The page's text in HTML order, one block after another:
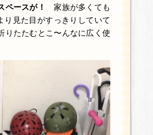
ペースが！
家族が多くても
見た目がすっきりしていて
たたむとこ〜んなに広く使